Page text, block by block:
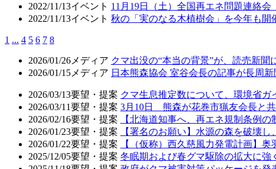
2022/11/13イベント 11月19日（土）全国再エネ問題連絡
2022/11/13イベント 秋の「実のなる木植樹会」を今年も開
1 ... 4 5 6 7 8
2026/01/26 メディア クマ出没の“本当の背景”が、読売新聞
2026/01/15 メディア 日本熊森協会 室谷会長の記事が長周新
2026/03/13要望・提案 クマ生息推定数について、環境省
2026/03/11要望・提案 3月10日 熊森が花巻市猟友会長と
2026/02/16要望・提案
【北海道知事へ、再エネ規制条例
2026/01/23要望・提案
【署名のお願い】水源の森を破壊
2026/01/22要望・提案
【（仮称）西久慈風力発電計画】
2025/12/05要望・提案 冬眠期および春グマ駆除の拡大に